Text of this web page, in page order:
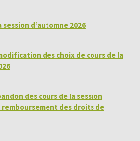
d’automne 2026
des choix de cours de la
des cours de la session
remboursement des droits de